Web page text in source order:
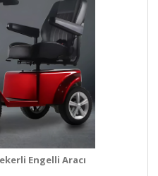
Engelli Aracı